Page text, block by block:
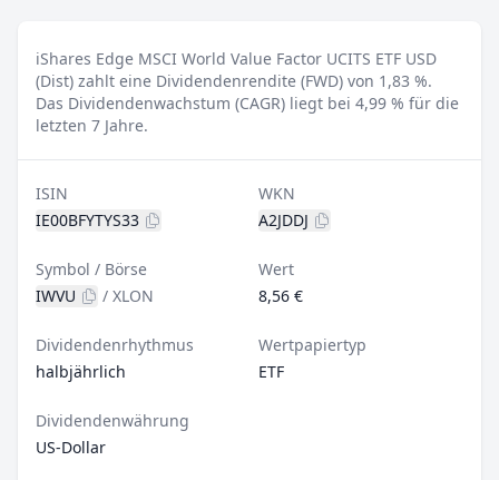
iShares Edge MSCI World Value Factor UCITS ETF USD
(Dist) zahlt eine Dividendenrendite (FWD) von 1,83 %.
Das Dividendenwachstum (CAGR) liegt bei 4,99 % für die
letzten 7 Jahre.
ISIN
IE00BFYTYS33
WKN
A2JDDJ
Symbol / Börse
IWVU
/ XLON
Wert
8,56 €
Dividendenrhythmus
halbjährlich
Wertpapiertyp
ETF
Dividendenwährung
US-Dollar